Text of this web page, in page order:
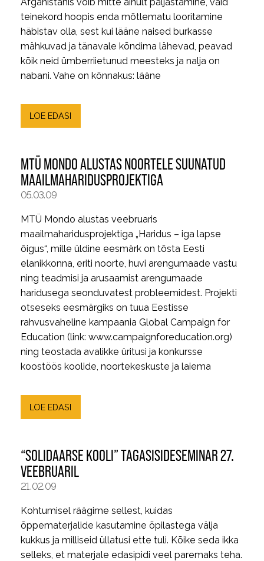
teinekord hoopis enda mõtlematu looritamine
häbistav olla, sest kui lääne naised burkasse
mähkuvad ja tänavale kõndima lähevad, peavad
kõik neid ümberriietunud meesteks ja nalja on
nabani. Vahe on kõnnakus: lääne
LOE EDASI
MTÜ MONDO ALUSTAS NOORTELE SUUNATUD
MAAILMAHARIDUSPROJEKTIGA
05.03.09
MTÜ Mondo alustas veebruaris
maailmaharidusprojektiga „Haridus – iga lapse
õigus“, mille üldine eesmärk on tõsta Eesti
elanikkonna, eriti noorte, huvi arengumaade vastu
ning teadmisi ja arusaamist arengumaade
haridusega seonduvatest probleemidest. Projekti
otseseks eesmärgiks on tuua Eestisse
rahvusvaheline kampaania Global Campaign for
Education (link: www.campaignforeducation.org)
ning teostada avalikke üritusi ja konkursse
koostöös koolide, noortekeskuste ja laiema
LOE EDASI
“SOLIDAARSE KOOLI” TAGASISIDESEMINAR 27.
VEEBRUARIL
21.02.09
Kohtumisel räägime sellest, kuidas
õppematerjalide kasutamine õpilastega välja
kukkus ja milliseid üllatusi ette tuli. Kõike seda ikka
selleks, et materjale edasipidi veel paremaks teha.